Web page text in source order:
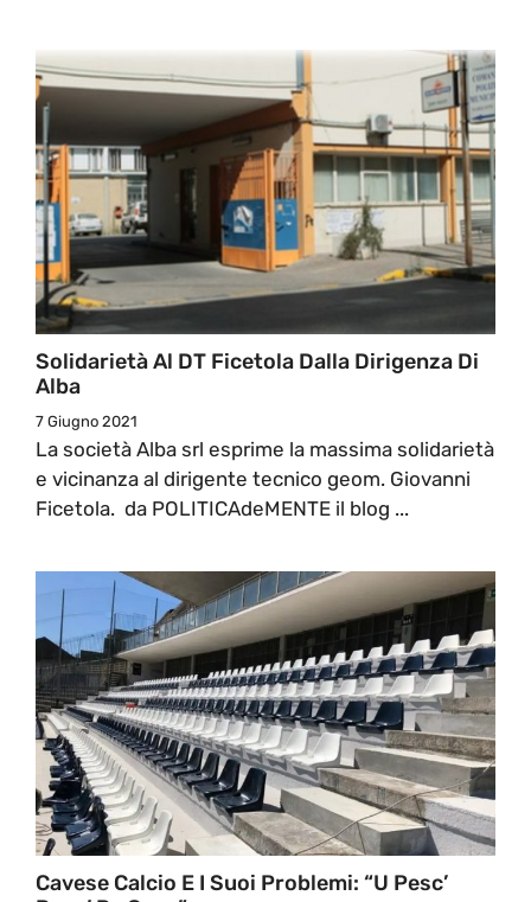
Solidarietà Al DT Ficetola Dalla Dirigenza Di
Alba
7 Giugno 2021
La società Alba srl esprime la massima solidarietà
e vicinanza al dirigente tecnico geom. Giovanni
Ficetola. da POLITICAdeMENTE il blog ...
Cavese Calcio E I Suoi Problemi: “U Pesc’